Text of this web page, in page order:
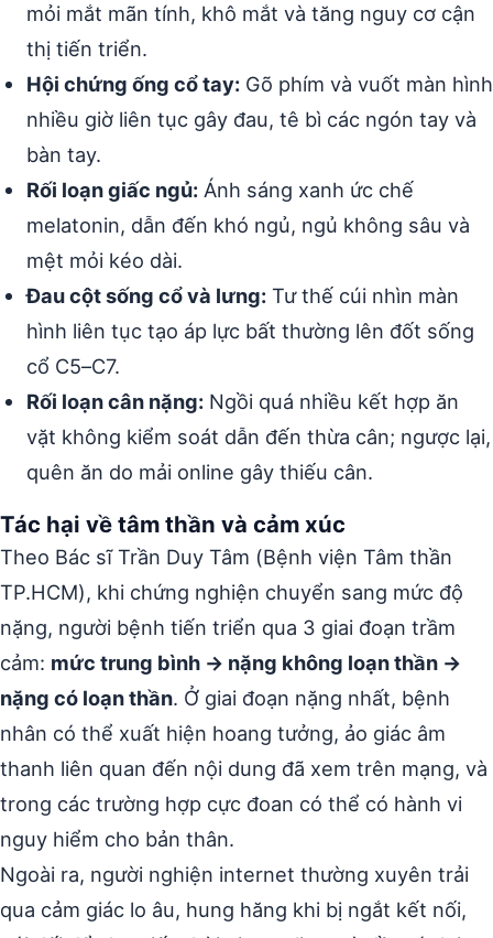
mỏi mắt mãn tính, khô mắt và tăng nguy cơ cận
thị tiến triển.
Hội chứng ống cổ tay: Gõ phím và vuốt màn hình
nhiều giờ liên tục gây đau, tê bì các ngón tay và
bàn tay.
Rối loạn giấc ngủ: Ánh sáng xanh ức chế
melatonin, dẫn đến khó ngủ, ngủ không sâu và
mệt mỏi kéo dài.
Đau cột sống cổ và lưng: Tư thế cúi nhìn màn
hình liên tục tạo áp lực bất thường lên đốt sống
cổ C5–C7.
Rối loạn cân nặng: Ngồi quá nhiều kết hợp ăn
vặt không kiểm soát dẫn đến thừa cân; ngược lại,
quên ăn do mải online gây thiếu cân.
Tác hại về tâm thần và cảm xúc
Theo Bác sĩ Trần Duy Tâm (Bệnh viện Tâm thần
TP.HCM), khi chứng nghiện chuyển sang mức độ
nặng, người bệnh tiến triển qua 3 giai đoạn trầm
cảm: mức trung bình → nặng không loạn thần →
nặng có loạn thần. Ở giai đoạn nặng nhất, bệnh
nhân có thể xuất hiện hoang tưởng, ảo giác âm
thanh liên quan đến nội dung đã xem trên mạng, và
trong các trường hợp cực đoan có thể có hành vi
nguy hiểm cho bản thân.
Ngoài ra, người nghiện internet thường xuyên trải
qua cảm giác lo âu, hung hăng khi bị ngắt kết nối,